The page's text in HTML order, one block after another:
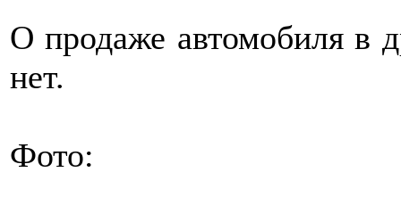
О продаже автомобиля в
нет.
Фото: